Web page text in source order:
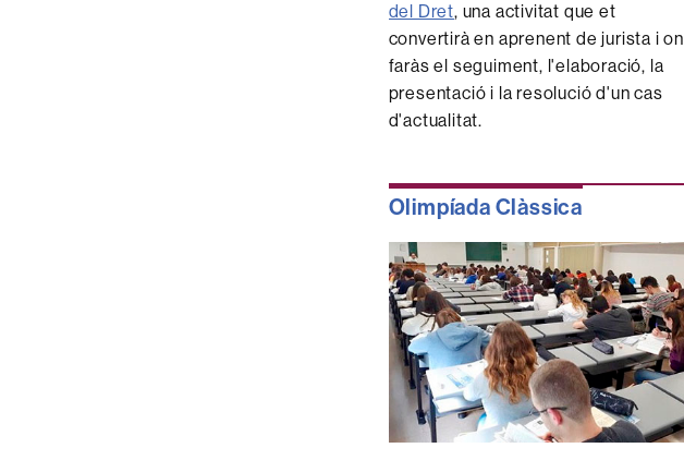
del Dret, una activitat que et
convertirà en aprenent de jurista i on
faràs el seguiment, l'elaboració, la
presentació i la resolució d'un cas
d'actualitat.
Olimpíada Clàssica